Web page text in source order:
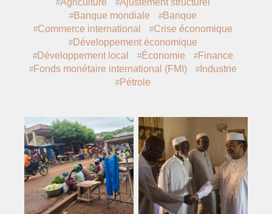
Banque mondiale
Banque
Commerce international
Crise économique
Développement économique
Développement local
Économie
Finance
Fonds monétaire international (FMI)
Industrie
Pétrole